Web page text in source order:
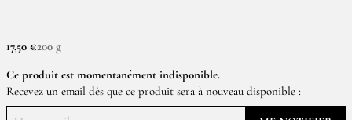
17,50 €200 g
Ce produit est momentanément indisponible.
Recevez un email dès que ce produit sera à nouveau disponible :